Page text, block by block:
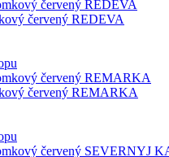
červený REDEVA
červený REMARKA